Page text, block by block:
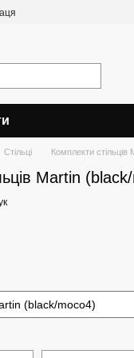
Стільці Комплекти стільців
Martin